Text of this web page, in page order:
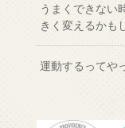
うまくできない
きく変えるかも
運動するってや